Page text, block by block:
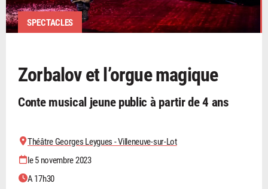
SPECTACLES
Zorbalov et l’orgue magique
Conte musical jeune public à partir de 4 ans
Théâtre Georges Leygues - Villeneuve-sur-Lot
le 5 novembre 2023
A 17h30